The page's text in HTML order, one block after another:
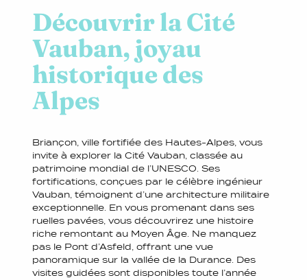
Découvrir la Cité
Vauban, joyau
historique des
Alpes
Briançon, ville fortifiée des Hautes-Alpes, vous
invite à explorer la Cité Vauban, classée au
patrimoine mondial de l’UNESCO. Ses
fortifications, conçues par le célèbre ingénieur
Vauban, témoignent d’une architecture militaire
exceptionnelle. En vous promenant dans ses
ruelles pavées, vous découvrirez une histoire
riche remontant au Moyen Âge. Ne manquez
pas le Pont d’Asfeld, offrant une vue
panoramique sur la vallée de la Durance. Des
visites guidées sont disponibles toute l’année